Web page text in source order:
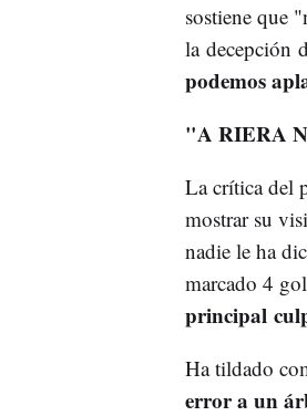
sostiene que
la decepción
podemos
"A RIERA
La crítica del
mostrar su
nadie le ha
marcado 4
principal
Ha tildado
error a un